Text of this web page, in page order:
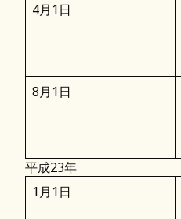
4月1日
8月1日
平成23年
1月1日